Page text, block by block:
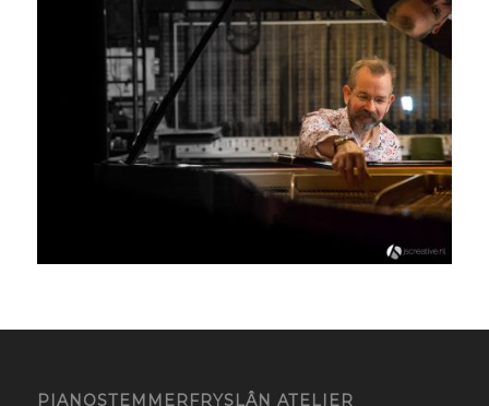
PIANOSTEMMERFRYSLÂN ATELIER